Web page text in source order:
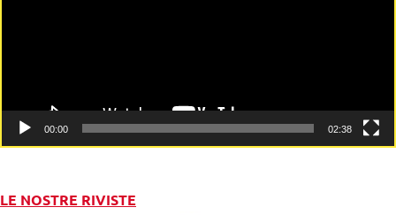
00:00 02:38
LE NOSTRE RIVISTE